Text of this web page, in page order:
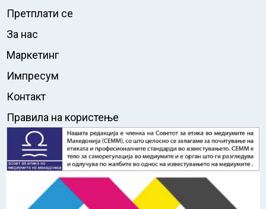
Претплати се
За нас
Маркетинг
Импресум
Контакт
Правила на користење